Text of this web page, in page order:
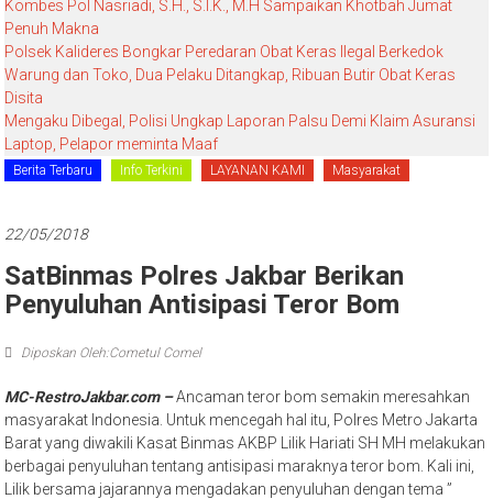
Kombes Pol Nasriadi, S.H., S.I.K., M.H Sampaikan Khotbah Jumat
Penuh Makna
Polsek Kalideres Bongkar Peredaran Obat Keras Ilegal Berkedok
Warung dan Toko, Dua Pelaku Ditangkap, Ribuan Butir Obat Keras
Disita
Mengaku Dibegal, Polisi Ungkap Laporan Palsu Demi Klaim Asuransi
Laptop, Pelapor meminta Maaf
Berita Terbaru Info Terkini LAYANAN KAMI Masyarakat
22/05/2018
SatBinmas Polres Jakbar Berikan
Penyuluhan Antisipasi Teror Bom
Diposkan Oleh:Cometul Comel
MC-RestroJakbar.com –Ancaman teror bom semakin meresahkan
masyarakat Indonesia. Untuk mencegah hal itu, Polres Metro Jakarta
Barat yang diwakili Kasat Binmas AKBP Lilik Hariati SH MH melakukan
berbagai penyuluhan tentang antisipasi maraknya teror bom. Kali ini,
Lilik bersama jajarannya mengadakan penyuluhan dengan tema ”